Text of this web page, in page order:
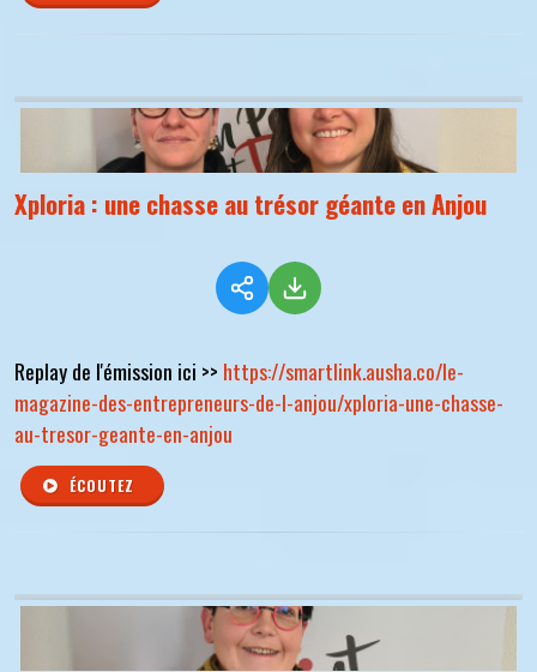
Xploria : une chasse au trésor géante en Anjou
Replay de l'émission ici >> https://smartlink.ausha.co/le-
magazine-des-entrepreneurs-de-l-anjou/xploria-une-chasse-
au-tresor-geante-en-anjou
ÉCOUTEZ